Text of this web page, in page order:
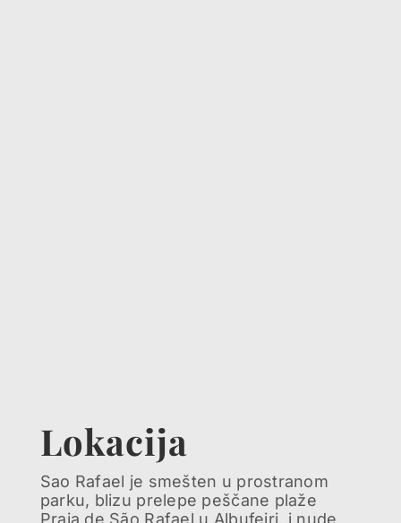
Lokacija
Sao Rafael je smešten u prostranom
parku, blizu prelepe peščane plaže
Praia de São Rafael u Albufeiri, i nude